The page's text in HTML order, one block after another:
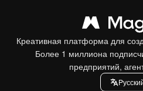
Креативная платформа для
Более 1 миллиона
предприятий,